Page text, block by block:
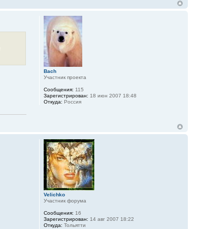
Bach
Участник проекта
Сообщения: 115
Зарегистрирован: 18 июн 2007 18:48
Откуда: Россия
Velichko
Участник форума
Сообщения: 16
Зарегистрирован: 14 авг 2007 18:22
Откуда: Тольятти